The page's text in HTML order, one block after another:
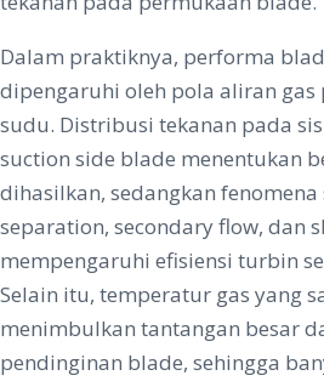
Dalam praktiknya, performa
dipengaruhi oleh pola aliran gas
sudu. Distribusi tekanan pada
suction side blade menentukan
dihasilkan, sedangkan
separation, secondary flow, dan
mempengaruhi efisiensi turbin
Selain itu, temperatur gas yang
menimbulkan tantangan besar
pendinginan blade, sehingga